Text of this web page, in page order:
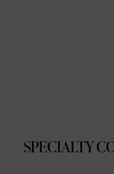
SPECIALTY